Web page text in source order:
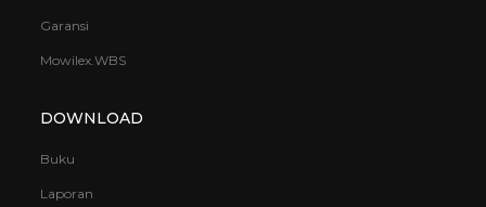
Garansi
Mowilex.WBS
DOWNLOAD
Buku
Laporan